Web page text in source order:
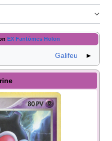
EX Fantômes Holon
Galifeu ►